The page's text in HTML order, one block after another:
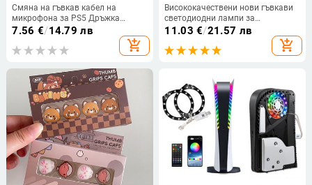
Смяна на гъвкав кабел на
микрофона за PS5 Дръжка
Вътрешен микрофон лентов
кабел за PS5 V1 V2 контролер
7.56 €/14.79 лв
add_shopping_cart
Висококачествени нови гъвкави
светодиодни лампи за
осветление на червей за конзола
Nintendo Gameboy GBC GBP
11.03 €/21.57 лв
add_shopping_cart